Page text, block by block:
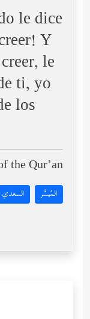
le dice
Y
le
ti, yo
los
the Qur’an:
المُيسَّر السعدي